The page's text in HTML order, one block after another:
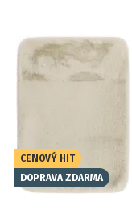
CENOVÝ HIT
DOPRAVA ZDARMA